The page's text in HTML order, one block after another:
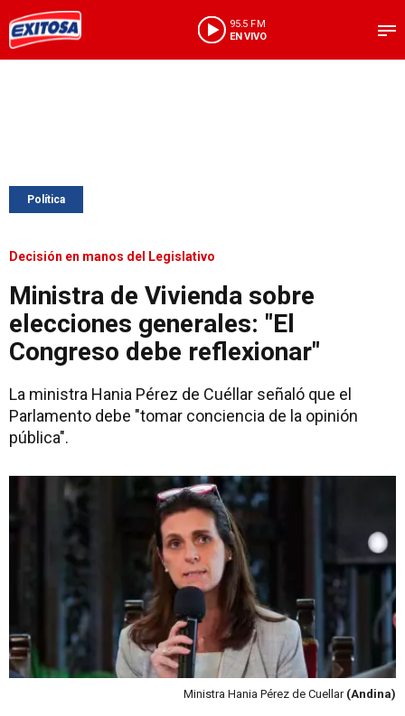
95.5 FM
EN VIVO
Política
Decisión en manos del Legislativo
Ministra de Vivienda sobre
elecciones generales: "El
Congreso debe reflexionar"
La ministra Hania Pérez de Cuéllar señaló que el
Parlamento debe "tomar conciencia de la opinión
pública".
Ministra Hania Pérez de Cuellar (Andina)